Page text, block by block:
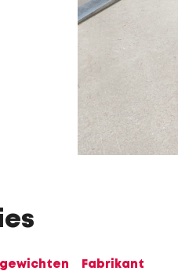
Fabrikant